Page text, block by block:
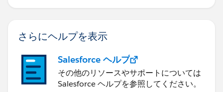
さらにヘルプを表示
Salesforce ヘルプ
その他のリソースやサポートについては
Salesforce ヘルプを参照してください。